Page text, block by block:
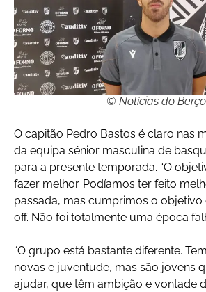
© Notícias do Berço
O capitão Pedro Bastos é claro nas
da equipa sénior masculina de
para a presente temporada. “O
fazer melhor. Podíamos ter feito
passada, mas cumprimos o objetivo
off. Não foi totalmente uma época
“O grupo está bastante diferente.
novas e juventude, mas são jovens
ajudar, que têm ambição e vontade